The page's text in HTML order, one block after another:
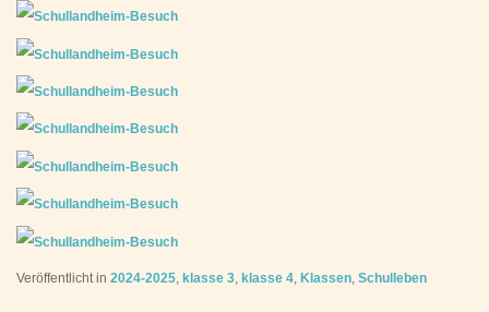
Veröffentlicht in 2024-2025, klasse 3, klasse 4, Klassen, Schulleben